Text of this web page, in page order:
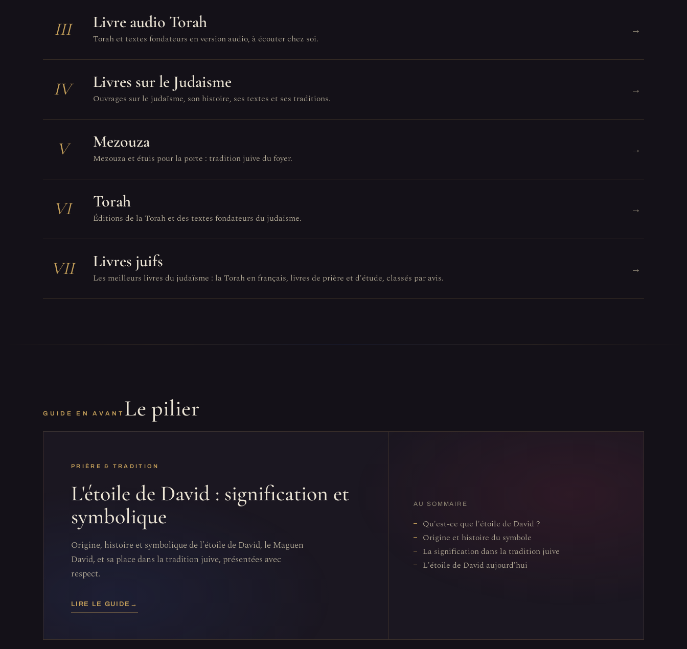
III Livre audio Torah
Torah et textes fondateurs en version audio, à écouter chez soi.
→
IV Livres sur le Judaisme
Ouvrages sur le judaïsme, son histoire, ses textes et ses traditions.
→
V Mezouza
Mezouza et étuis pour la porte : tradition juive du foyer.
→
VI Torah
Éditions de la Torah et des textes fondateurs du judaïsme.
→
VII Livres juifs
Les meilleurs livres du judaïsme : la Torah en français, livres de prière et d'étude, classés par avis.
→
GUIDE EN AVANT Le pilier
PRIÈRE & TRADITION
L'étoile de David : signification et
symbolique
Origine, histoire et symbolique de l'étoile de David, le Maguen
David, et sa place dans la tradition juive, présentées avec
respect.
LIRE LE GUIDE →
AU SOMMAIRE
Qu'est-ce que l'étoile de David ?
Origine et histoire du symbole
La signification dans la tradition juive
L'étoile de David aujourd'hui